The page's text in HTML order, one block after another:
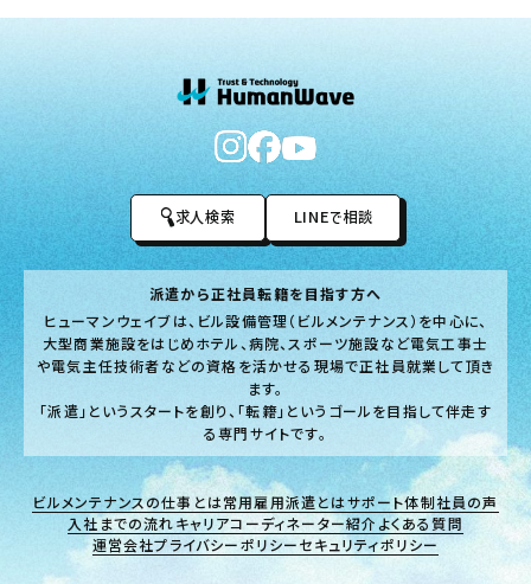
求人検索 LINEで相談
派遣から正社員転籍を目指す方へ
ヒューマンウェイブは、ビル設備管理（ビルメンテナンス）を中心に、
大型商業施設をはじめホテル、病院、スポーツ施設など電気工事士
や電気主任技術者などの資格を活かせる現場で正社員就業して頂き
ます。
「派遣」というスタートを創り、「転籍」というゴールを目指して伴走す
る専門サイトです。
ビルメンテナンスの仕事とは常用雇用派遣とはサポート体制社員の声
入社までの流れキャリアコーディネーター紹介 よくある質問
運営会社プライバシーポリシーセキュリティポリシー